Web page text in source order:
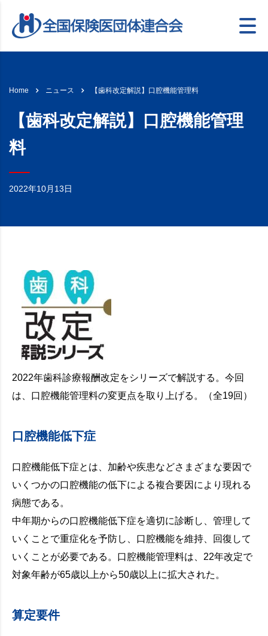
Home ニュース 【歯科改定解説】口腔機能管理料
【歯科改定解説】口腔機能管理
料
2022年10月13日
2022年歯科診療報酬改定をシリーズで解説する。今回
は、口腔機能管理料の変更点を取り上げる。（全19回）
口腔機能低下症
口腔機能低下症とは、加齢や疾患などさまざまな要因で
いくつかの口腔機能の低下による複合要因により現れる
病態である。
中年期からの口腔機能低下症を適切に診断し、管理して
いくことで重症化を予防し、口腔機能を維持、回復して
いくことが必要である。口腔機能管理料は、22年改定で
対象年齢が65歳以上から50歳以上に拡大された。
算定要件